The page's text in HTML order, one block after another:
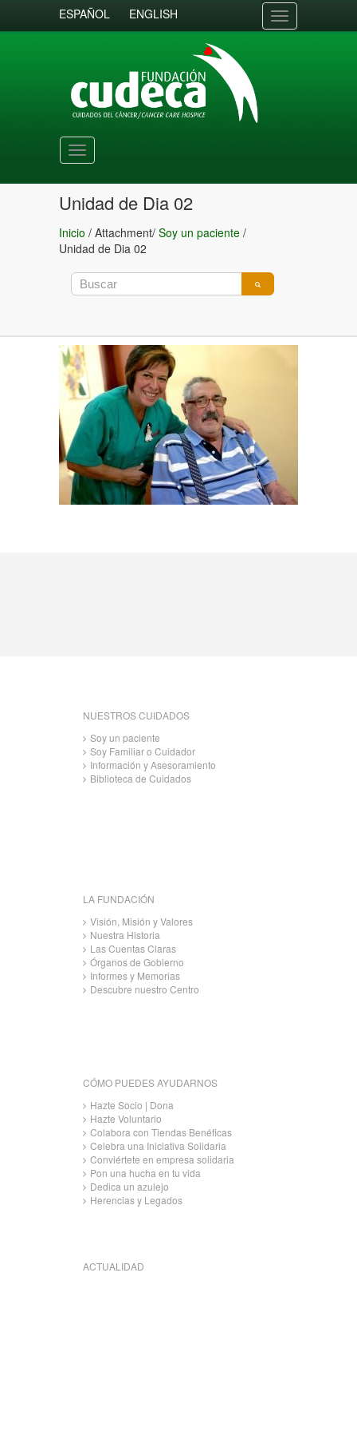
ESPAÑOL ENGLISH
Toggle
navigation
Toggle
navigation
Unidad de Dia 02
Inicio / Attachment/ Soy un paciente /
Unidad de Dia 02
NUESTROS CUIDADOS
Soy un paciente
Soy Familiar o Cuidador
Información y Asesoramiento
Biblioteca de Cuidados
LA FUNDACIÓN
Visión, Misión y Valores
Nuestra Historia
Las Cuentas Claras
Órganos de Gobierno
Informes y Memorias
Descubre nuestro Centro
CÓMO PUEDES AYUDARNOS
Hazte Socio | Dona
Hazte Voluntario
Colabora con Tiendas Benéficas
Celebra una Iniciativa Solidaria
Conviértete en empresa solidaria
Pon una hucha en tu vida
Dedica un azulejo
Herencias y Legados
ACTUALIDAD